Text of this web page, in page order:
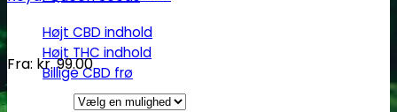
Højt CBD indhold
Højt THC indhold
Billige CBD frø
Fra: kr.99.00